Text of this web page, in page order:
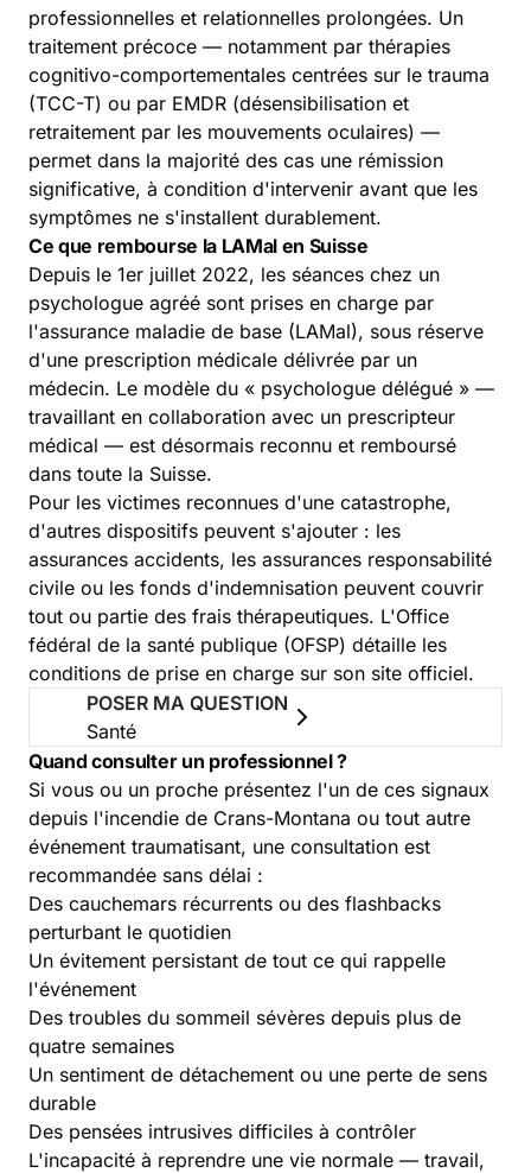
professionnelles et relationnelles prolongées. Un
traitement précoce — notamment par thérapies
cognitivo-comportementales centrées sur le trauma
(TCC-T) ou par EMDR (désensibilisation et
retraitement par les mouvements oculaires) —
permet dans la majorité des cas une rémission
significative, à condition d'intervenir avant que les
symptômes ne s'installent durablement.
Ce que rembourse la LAMal en Suisse
Depuis le 1er juillet 2022, les séances chez un
psychologue agréé sont prises en charge par
l'assurance maladie de base (LAMal), sous réserve
d'une prescription médicale délivrée par un
médecin. Le modèle du « psychologue délégué » —
travaillant en collaboration avec un prescripteur
médical — est désormais reconnu et remboursé
dans toute la Suisse.
Pour les victimes reconnues d'une catastrophe,
d'autres dispositifs peuvent s'ajouter : les
assurances accidents, les assurances responsabilité
civile ou les fonds d'indemnisation peuvent couvrir
tout ou partie des frais thérapeutiques. L'Office
fédéral de la santé publique (OFSP) détaille les
conditions de prise en charge sur son site officiel.
POSER MA QUESTION
Santé
Quand consulter un professionnel ?
Si vous ou un proche présentez l'un de ces signaux
depuis l'incendie de Crans-Montana ou tout autre
événement traumatisant, une consultation est
recommandée sans délai :
Des cauchemars récurrents ou des flashbacks
perturbant le quotidien
Un évitement persistant de tout ce qui rappelle
l'événement
Des troubles du sommeil sévères depuis plus de
quatre semaines
Un sentiment de détachement ou une perte de sens
durable
Des pensées intrusives difficiles à contrôler
L'incapacité à reprendre une vie normale — travail,